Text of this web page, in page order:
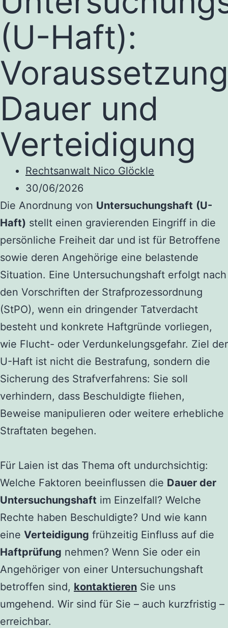
(U-Haft):
Dauer und
Verteidigung
Rechtsanwalt Nico Glöckle
30/06/2026
Die Anordnung von Untersuchungshaft (U-
Haft) stellt einen gravierenden Eingriff in die
persönliche Freiheit dar und ist für Betroffene
sowie deren Angehörige eine belastende
Situation. Eine Untersuchungshaft erfolgt nach
den Vorschriften der Strafprozessordnung
(StPO), wenn ein dringender Tatverdacht
besteht und konkrete Haftgründe vorliegen,
wie Flucht- oder Verdunkelungsgefahr. Ziel der
U-Haft ist nicht die Bestrafung, sondern die
Sicherung des Strafverfahrens: Sie soll
verhindern, dass Beschuldigte fliehen,
Beweise manipulieren oder weitere erhebliche
Straftaten begehen.
Für Laien ist das Thema oft undurchsichtig:
Welche Faktoren beeinflussen die Dauer der
Untersuchungshaft im Einzelfall? Welche
Rechte haben Beschuldigte? Und wie kann
eine Verteidigung frühzeitig Einfluss auf die
Haftprüfung nehmen? Wenn Sie oder ein
Angehöriger von einer Untersuchungshaft
betroffen sind, kontaktieren Sie uns
umgehend. Wir sind für Sie – auch kurzfristig –
erreichbar.